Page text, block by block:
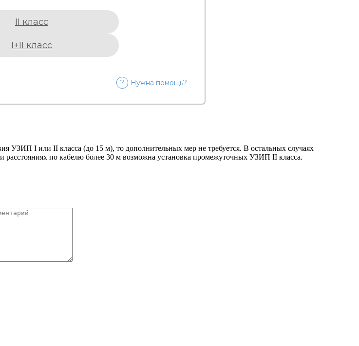
II класс
I+II класс
? Нужна помощь?
УЗИП I или II класса (до 15 м), то дополнительных мер не требуется. В остальных случаях
по кабелю более 30 м возможна установка промежуточных УЗИП II класса.